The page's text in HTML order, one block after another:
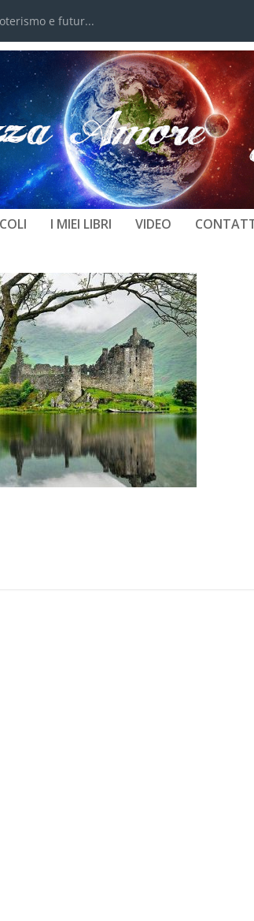
e futur...
I MIEI LIBRI VIDEO
– RUDERE DI